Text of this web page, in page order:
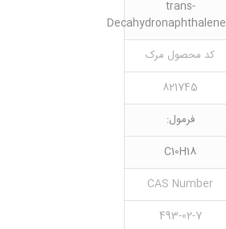
trans-
Decahydronaphthalene
کد محصول مرک
821745
فرمول:
C10H18
CAS Number
493-02-7